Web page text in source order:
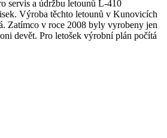
servis a údržbu letounů L-410
Výroba těchto letounů v Kunovicích
Zatímco v roce 2008 byly vyrobeny jen
devět. Pro letošek výrobní plán počítá